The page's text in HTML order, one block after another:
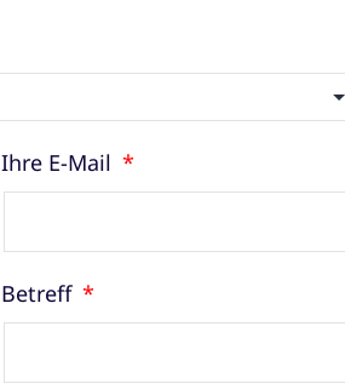
Ihre E-Mail
Betreff